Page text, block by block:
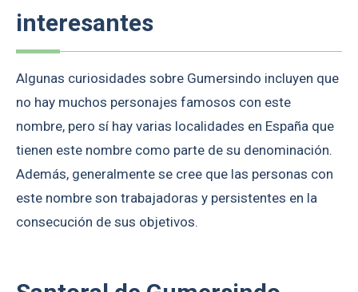
interesantes
Algunas curiosidades sobre Gumersindo incluyen que
no hay muchos personajes famosos con este
nombre, pero sí hay varias localidades en España que
tienen este nombre como parte de su denominación.
Además, generalmente se cree que las personas con
este nombre son trabajadoras y persistentes en la
consecución de sus objetivos.